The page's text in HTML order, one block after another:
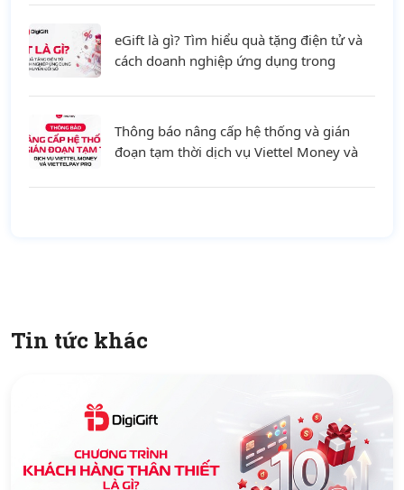
eGift là gì? Tìm hiểu quà tặng điện tử và
cách doanh nghiệp ứng dụng trong
Thông báo nâng cấp hệ thống và gián
đoạn tạm thời dịch vụ Viettel Money và
Tin tức khác